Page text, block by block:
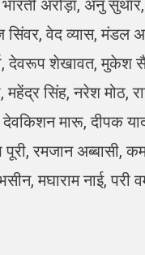
अरोड़ा, अनु सुथार,
सिंवर, वेद व्यास, मंडल
देवरूप शेखावत, मुकेश
सिंह, नरेश मोठ,
मारू, दीपक
रमजान अब्बासी,
नाई, परी